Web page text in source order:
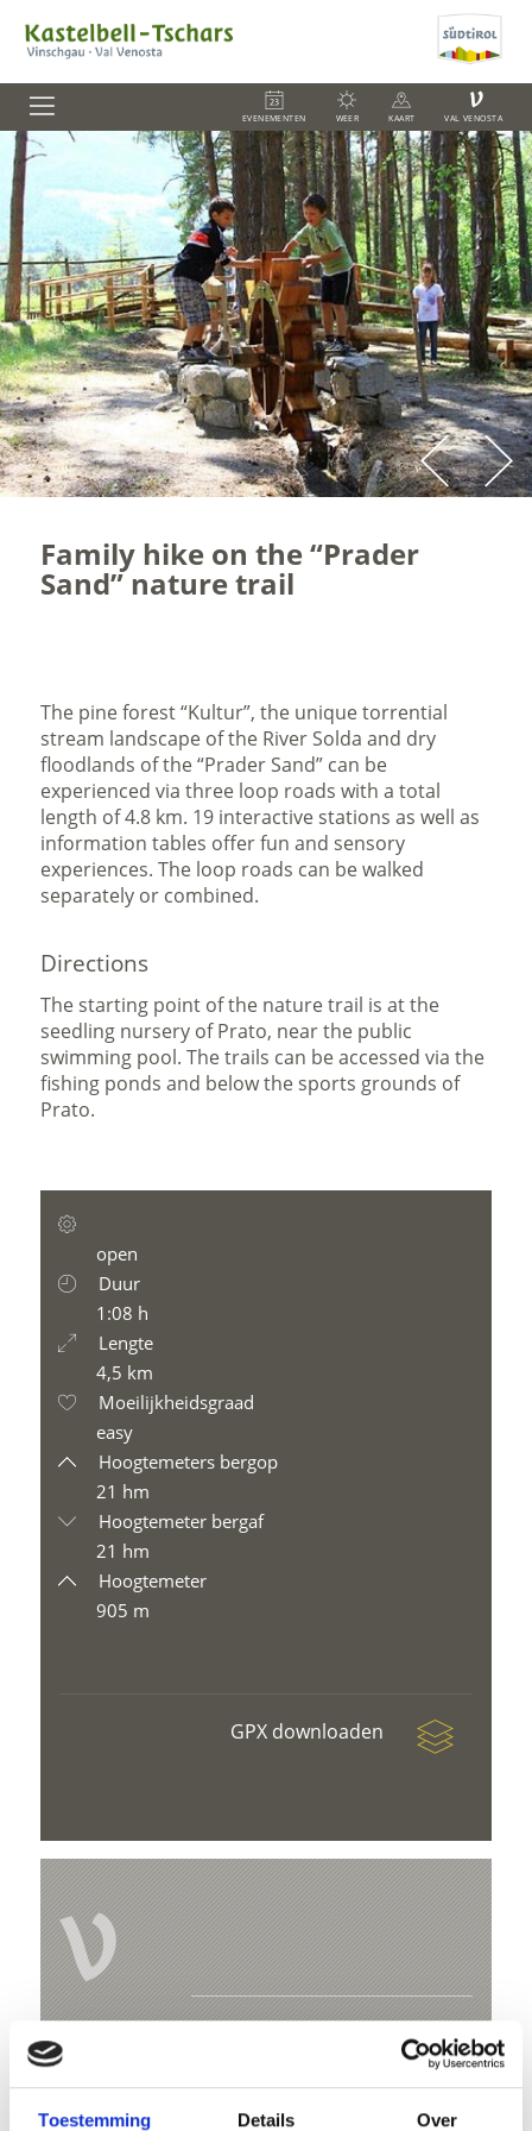
Toestemming Details Over
EVENEMENTEN WEER KAART
V
VAL VENOSTA
Family hike on the “Prader
Sand” nature trail
The pine forest “Kultur”, the unique torrential
stream landscape of the River Solda and dry
floodlands of the “Prader Sand” can be
experienced via three loop roads with a total
length of 4.8 km. 19 interactive stations as well as
information tables offer fun and sensory
experiences. The loop roads can be walked
separately or combined.
Directions
The starting point of the nature trail is at the
seedling nursery of Prato, near the public
swimming pool. The trails can be accessed via the
fishing ponds and below the sports grounds of
Prato.
open
Duur
1:08 h
Lengte
4,5 km
Moeilijkheidsgraad
easy
Hoogtemeters bergop
21 hm
Hoogtemeter bergaf
21 hm
Hoogtemeter
905 m
GPX downloaden
V
Family hike on the “Prader Sand” nature
Kreuzweg 4 C